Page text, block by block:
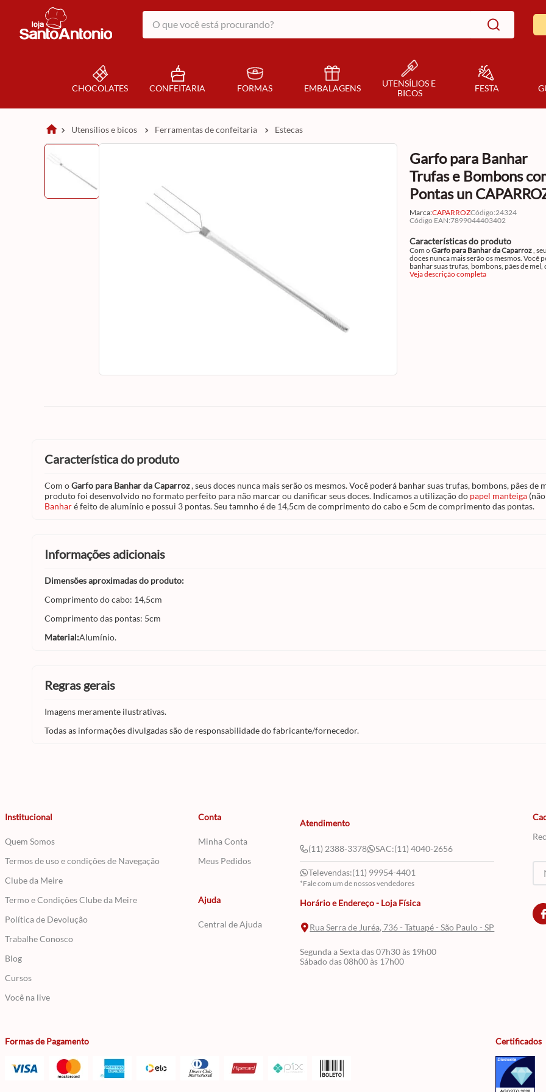
O que você está procurando?
CHOCOLATES CONFEITARIA FORMAS EMBALAGENS
UTENSÍLIOS E
BICOS
FESTA
utensílios e bicos ferramentas de confeitaria estecas
Garfo para Banhar
Trufas e Bombons
Pontas un
Marca:CAPARROZCódigo:24324
Código EAN:7899044403402
Características do produto
Com oGarfo para Banhar da Caparroz,
doces nunca mais serão os mesmos. Você
banhar suas trufas, bombons, pães de mel,
gourmets, e até mesmo utilizar em fondants. Este
Veja descrição completa
característica do produto
Com oGarfo para Banhar da Caparroz, seus doces nunca mais serão os mesmos. Você poderá banhar suas trufas, bombons, pães
produto foi desenvolvido no formato perfeito para não marcar ou danificar seus doces. Indicamos a utilização do papel manteiga
Banharé feito de alumínio e possui 3 pontas. Seu tamnho é de 14,5cm de comprimento do cabo e 5cm de comprimento das pontas.
informações adicionais
Dimensões aproximadas do produto:
Comprimento do cabo: 14,5cm
Comprimento das pontas: 5cm
Material:Alumínio.
regras gerais
Imagens meramente ilustrativas.
Todas as informações divulgadas são de responsabilidade do fabricante/fornecedor.
Institucional
Quem Somos
Termos de uso e condições de Navegação
Clube da Meire
Termo e Condições Clube da Meire
Política de Devolução
Trabalhe Conosco
Blog
Cursos
Você na live
Conta
Minha Conta
Meus Pedidos
Ajuda
Central de Ajuda
Atendimento
(11) 2388-3378 SAC:(11) 4040-2656
Televendas:(11) 99954-4401
*Fale com um de nossos vendedores
Horário e Endereço - Loja Física
Rua Serra de Juréa, 736 - Tatuapé - São Paulo - SP
Segunda a Sexta das 07h30 às 19h00
Sábado das 08h00 às 17h00
Formas de Pagamento Certificados